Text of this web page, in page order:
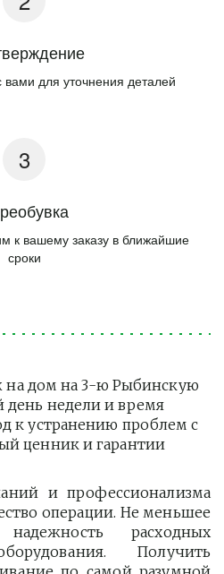
для уточнения деталей
к вашему заказу в ближайшие
сроки
дом на 3-ю Рыбинскую
недели и время
к устранению проблем с
ценник и гарантии
и профессионализма
операции. Не меньшее
расходных
Получить